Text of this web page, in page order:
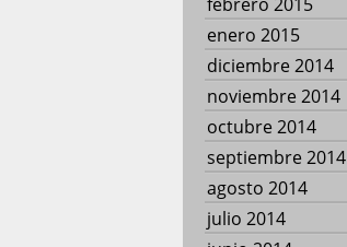
enero 2015
diciembre 2014
noviembre 2014
octubre 2014
septiembre 2014
agosto 2014
julio 2014